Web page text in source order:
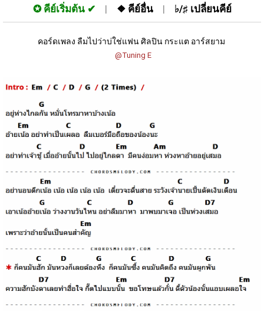
✪ คีย์เริ่มต้น ❖ คีย์อื่น ♭/♯ เปลี่ยนคีย์
คอร์ดเพลง ลืมไปว่าบ่ใช่แฟน ศิลปิน กระแต อาร์สยาม
@Tuning E